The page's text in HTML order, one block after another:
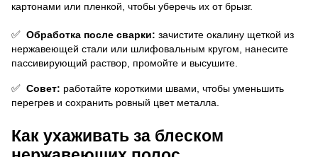
картонами или пленкой, чтобы уберечь их от брызг.
✅ Обработка после сварки: зачистите окалину щеткой из
нержавеющей стали или шлифовальным кругом, нанесите
пассивирующий раствор, промойте и высушите.
✅ Совет: работайте короткими швами, чтобы уменьшить
перегрев и сохранить ровный цвет металла.
Как ухаживать за блеском